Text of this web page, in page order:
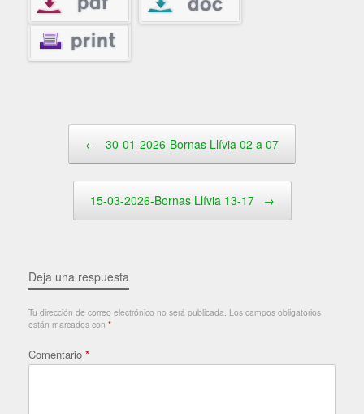
← 30-01-2026-Bornas Llívia 02 a 07
15-03-2026-Bornas Llívia 13-17 →
Deja una respuesta
Tu dirección de correo electrónico no será publicada. Los campos obligatorios
están marcados con *
Comentario *